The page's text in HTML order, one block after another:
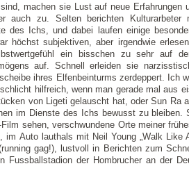
machen sie Lust auf neue Erfahrungen
auch zu. Selten berichten
des Ichs, und dabei laufen einige
höchst subjektiven, aber irgendwie
ein bisschen zu sehr auf
auf. Schnell erleiden sie
ihres Elfenbeinturms zerdeppert. Ich
hilfreich, wenn man gerade mal aus
von Ligeti gelauscht hat, oder Sun Ra
im Dienste des Ichs bewusst zu
sehen, verschwundene Orte meiner
im Auto lauthals mit Neil Young „Walk Like
gag!), lustvoll in Berichten zum
Fussballstadion der Hombrucher an der